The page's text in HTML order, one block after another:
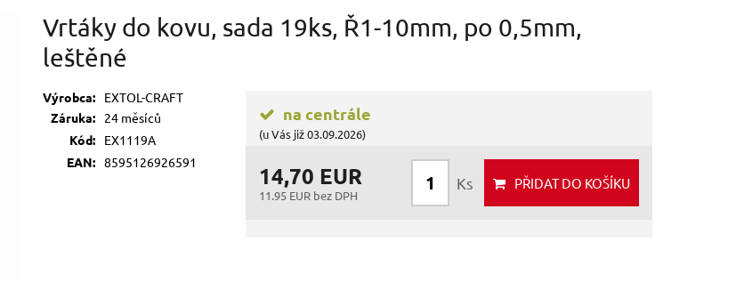
Vrtáky do kovu, sada 19ks, Ř1-10mm, po 0,5mm,
leštěné
Výrobca:
EXTOL-CRAFT
Záruka:
24 měsíců
Kód:
EX1119A
EAN: 8595126926591
na centrále
(u Vás již 03.09.2026)
14,70 EUR
11.95 EUR bez DPH
Ks PŘIDATDO KOŠÍKU